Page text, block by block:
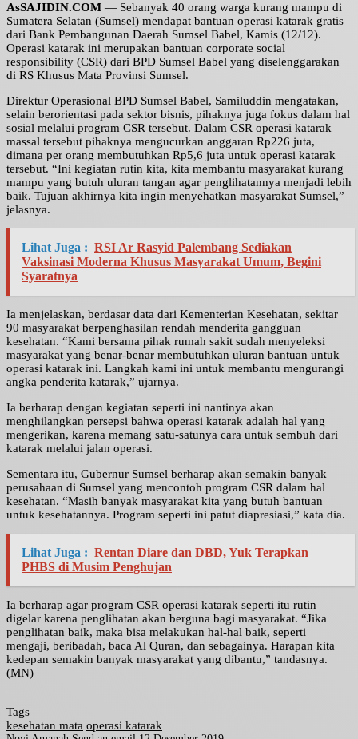
AsSAJIDIN.COM — Sebanyak 40 orang warga kurang mampu di
Sumatera Selatan (Sumsel) mendapat bantuan operasi katarak gratis
dari Bank Pembangunan Daerah Sumsel Babel, Kamis (12/12).
Operasi katarak ini merupakan bantuan corporate social
responsibility (CSR) dari BPD Sumsel Babel yang diselenggarakan
di RS Khusus Mata Provinsi Sumsel.
Direktur Operasional BPD Sumsel Babel, Samiluddin mengatakan,
selain berorientasi pada sektor bisnis, pihaknya juga fokus dalam hal
sosial melalui program CSR tersebut. Dalam CSR operasi katarak
massal tersebut pihaknya mengucurkan anggaran Rp226 juta,
dimana per orang membutuhkan Rp5,6 juta untuk operasi katarak
tersebut. “Ini kegiatan rutin kita, kita membantu masyarakat kurang
mampu yang butuh uluran tangan agar penglihatannya menjadi lebih
baik. Tujuan akhirnya kita ingin menyehatkan masyarakat Sumsel,”
jelasnya.
Lihat Juga : RSI Ar Rasyid Palembang Sediakan
Vaksinasi Moderna Khusus Masyarakat Umum, Begini
Syaratnya
Ia menjelaskan, berdasar data dari Kementerian Kesehatan, sekitar
90 masyarakat berpenghasilan rendah menderita gangguan
kesehatan. “Kami bersama pihak rumah sakit sudah menyeleksi
masyarakat yang benar-benar membutuhkan uluran bantuan untuk
operasi katarak ini. Langkah kami ini untuk membantu mengurangi
angka penderita katarak,” ujarnya.
Ia berharap dengan kegiatan seperti ini nantinya akan
menghilangkan persepsi bahwa operasi katarak adalah hal yang
mengerikan, karena memang satu-satunya cara untuk sembuh dari
katarak melalui jalan operasi.
Sementara itu, Gubernur Sumsel berharap akan semakin banyak
perusahaan di Sumsel yang mencontoh program CSR dalam hal
kesehatan. “Masih banyak masyarakat kita yang butuh bantuan
untuk kesehatannya. Program seperti ini patut diapresiasi,” kata dia.
Lihat Juga : Rentan Diare dan DBD, Yuk Terapkan
PHBS di Musim Penghujan
Ia berharap agar program CSR operasi katarak seperti itu rutin
digelar karena penglihatan akan berguna bagi masyarakat. “Jika
penglihatan baik, maka bisa melakukan hal-hal baik, seperti
mengaji, beribadah, baca Al Quran, dan sebagainya. Harapan kita
kedepan semakin banyak masyarakat yang dibantu,” tandasnya.
(MN)
Tags
kesehatan mata operasi katarak